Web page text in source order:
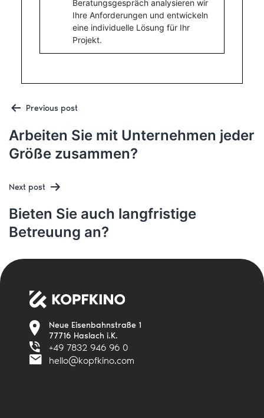
Beratungsgespräch analysieren wir
Ihre Anforderungen und entwickeln
eine individuelle Lösung für Ihr
Projekt.
Post
navigation
Previous post
Arbeiten Sie mit Unternehmen jeder
Größe zusammen?
Next post
Bieten Sie auch langfristige
Betreuung an?
Neue Eisenbahnstraße 1
77716 Haslach i.K.
+49 7832 946 96 0
hello@kopfkino.com